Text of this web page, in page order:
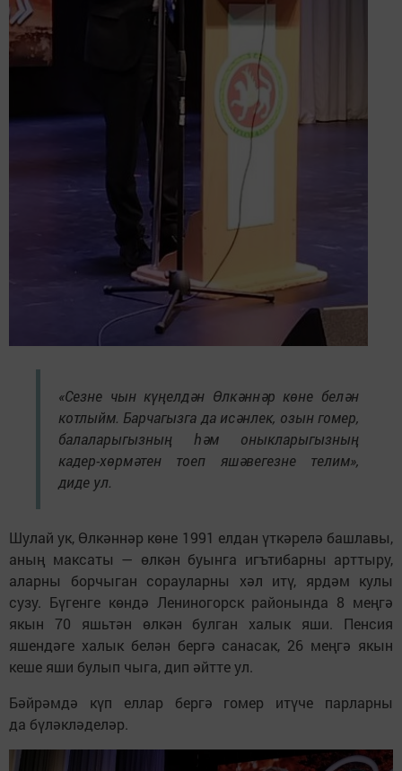
«Сезне чын күңелдән Өлкәннәр көне белән
котлыйм. Барчагызга да исәнлек, озын гомер,
балаларыгызның һәм оныкларыгызның
кадер-хөрмәтен тоеп яшәвегезне телим»,
диде ул.
Шулай ук, Өлкәннәр көне 1991 елдан үткәрелә башлавы,
аның максаты — өлкән буынга игътибарны арттыру,
аларны борчыган сорауларны хәл итү, ярдәм кулы
сузу. Бүгенге көндә Лениногорск районында 8 меңгә
якын 70 яшьтән өлкән булган халык яши. Пенсия
яшендәге халык белән бергә санасак, 26 меңгә якын
кеше яши булып чыга, дип әйтте ул.
Бәйрәмдә күп еллар бергә гомер итүче парларны
да бүләкләделәр.